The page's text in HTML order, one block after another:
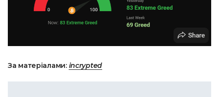
За матеріалами: incrypted